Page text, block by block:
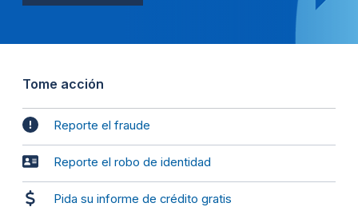
Tome acción
Reporte el fraude
Reporte el robo de identidad
Pida su informe de crédito gratis